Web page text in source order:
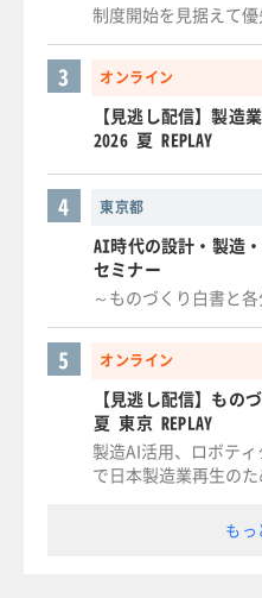
制度開始を見据えて
オンライン
3
【見逃し配信】製造
2026 夏 REPLAY
東京都
4
AI時代の設計・製造
セミナー
～ものづくり白書と
オンライン
5
【見逃し配信】もの
夏 東京 REPLAY
製造AI活用、ロボテ
で日本製造業再生の
もっ